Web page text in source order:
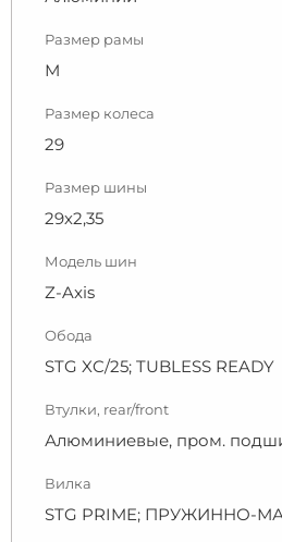
Размер рамы
М
Размер колеса
29
Размер шины
29х2,35
Модель шин
Z-Axis
Обода
STG XC/25; TUBLESS READY
Втулки, rear/front
Алюминиевые, пром.
Вилка
STG PRIME; ПРУЖИННО-